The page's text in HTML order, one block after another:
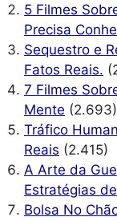
5 Filmes
Precisa
Sequestro e
Fatos Reais.
7 Filmes
Mente (2.693)
Tráfico
Reais (2.415)
A Arte da
Estratégias
Bolsa No